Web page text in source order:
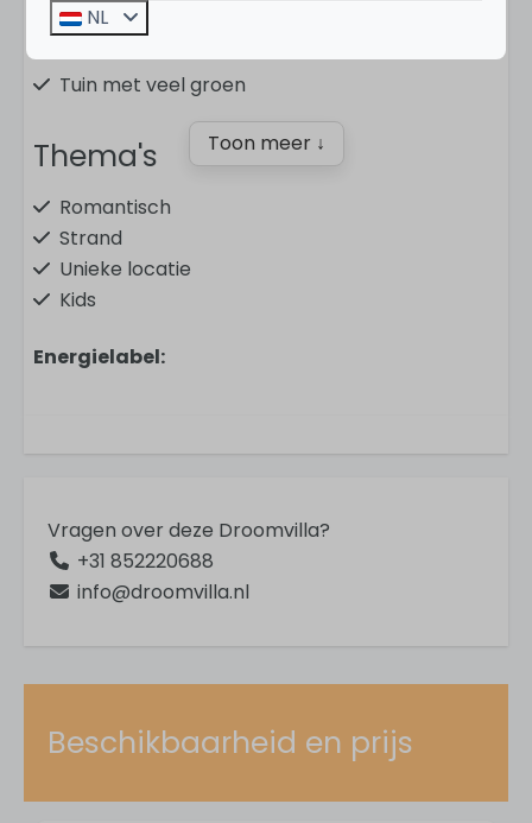
Duurzaam
Tuin met veel groen
Thema's
Romantisch
Strand
Unieke locatie
Kids
In de omgeving
Strand
Parkfaciliteiten
Toon meer ↓
Energielabel:
Vragen over deze Droomvilla?
+31 852220688
info@droomvilla.nl
Beschikbaarheid en prijs
NL